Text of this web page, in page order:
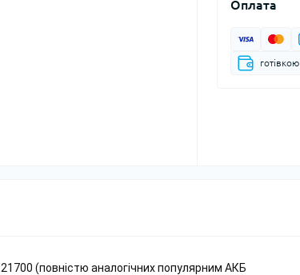
Оплата
готівкою
(повністю аналогічних популярним АКБ